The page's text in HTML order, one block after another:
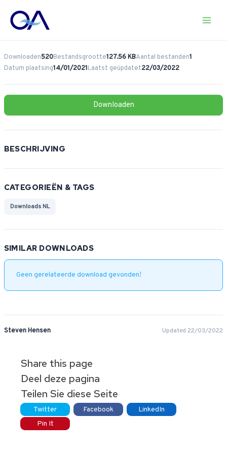
naar
Downloaden520Bestandsgrootte127.56 KBAantal bestanden1
Datum plaatsing14/01/2021Laatst geüpdatet22/03/2022
Downloaden
BESCHRIJVING
CATEGORIEËN & TAGS
Downloads NL
SIMILAR DOWNLOADS
Geen gerelateerde download gevonden!
Steven Hensen Updated 22/03/2022
Share this page
Deel deze pagina
Teilen Sie diese Seite
Twitter Facebook
LinkedIn
Pin It